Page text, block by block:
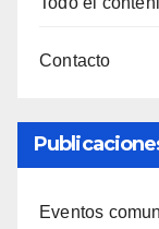
Contacto
Eventos